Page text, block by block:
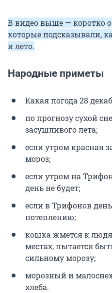
В видео выше — коротко
которые подсказывали,
и лето.
Народные приметы
Какая погода 28
по прогнозу сухой
засушливого лета;
если утром красная
мороз;
если утром на
день не будет;
если в Трифонов
потеплению;
кошка жмется к
местах, пытается
сильному морозу;
морозный и
хлеба.